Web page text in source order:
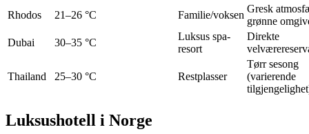
Rhodos
21–26 °C Familie/voksen
Gresk
grønne
Dubai
30–35 °C
Luksus spa-
resort
Direkte
Thailand 25–30 °C Restplasser
Tørr sesong
(varierende
Luksushotell i Norge